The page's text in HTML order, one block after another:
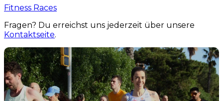
Fitness Races
Fragen? Du erreichst uns jederzeit über unsere
Kontaktseite.